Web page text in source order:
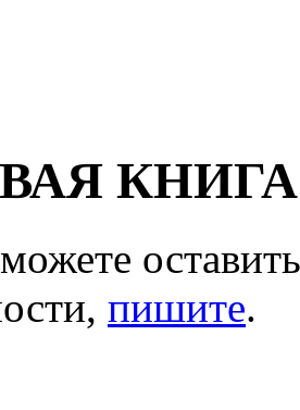
КНИГА
пишите.